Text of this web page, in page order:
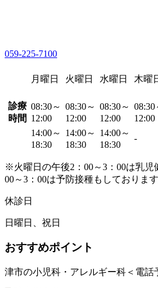
059-225-7100
月曜日 火曜日 水曜日 木曜
診療
時間
08:30～
12:00
08:30～
12:00
08:30～
12:00
08:30
12:00
14:00～
18:30
14:00～
18:30
14:00～
18:30
-
※火曜日の午後2：00～3：00は乳児
00～3：00は予防接種もしております
休診日
日曜日、祝日
おすすめポイント
津市の小児科・アレルギー科＜電話